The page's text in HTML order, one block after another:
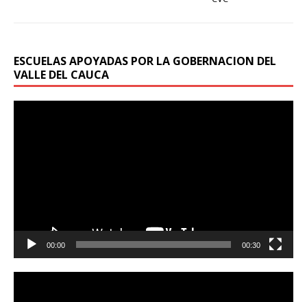
ESCUELAS APOYADAS POR LA GOBERNACION DEL
VALLE DEL CAUCA
00:00 00:30